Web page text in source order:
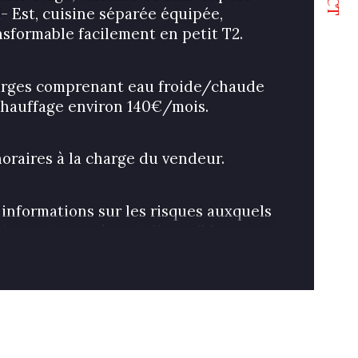
de cuisine
Est, cuisine séparée équipée,
facilement en petit T2.
comprenant eau froide/chaude
environ 140€/mois.
à la charge du vendeur.
sur les risques auxquels